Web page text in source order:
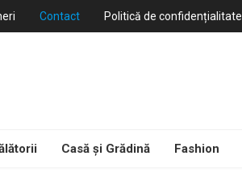
Contact Politică de confidențialitate
Casă și Grădină Fashion